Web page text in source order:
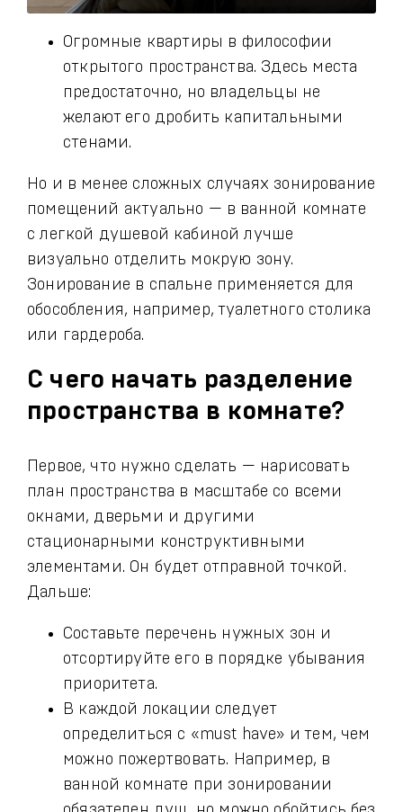
Огромные квартиры в философии
открытого пространства. Здесь места
предостаточно, но владельцы не
желают его дробить капитальными
стенами.
Но и в менее сложных случаях зонирование
помещений актуально — в ванной комнате
с легкой душевой кабиной лучше
визуально отделить мокрую зону.
Зонирование в спальне применяется для
обособления, например, туалетного столика
или гардероба.
С чего начать разделение
пространства в комнате?
Первое, что нужно сделать — нарисовать
план пространства в масштабе со всеми
окнами, дверьми и другими
стационарными конструктивными
элементами. Он будет отправной точкой.
Дальше:
Составьте перечень нужных зон и
отсортируйте его в порядке убывания
приоритета.
В каждой локации следует
определиться с «must have» и тем, чем
можно пожертвовать. Например, в
ванной комнате при зонировании